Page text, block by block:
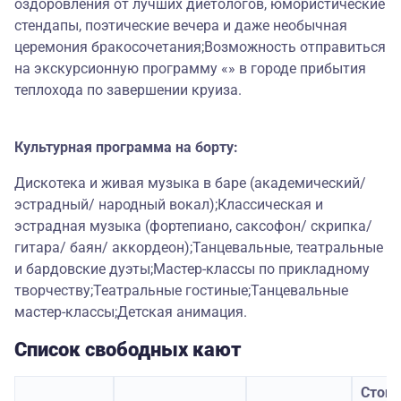
оздоровления от лучших диетологов, юмористические
стендапы, поэтические вечера и даже необычная
церемония бракосочетания;Возможность отправиться
на экскурсионную программу «» в городе прибытия
теплохода по завершении круиза.
Культурная программа на борту:
Дискотека и живая музыка в баре (академический/
эстрадный/ народный вокал);Классическая и
эстрадная музыка (фортепиано, саксофон/ скрипка/
гитара/ баян/ аккордеон);Танцевальные, театральные
и бардовские дуэты;Мастер-классы по прикладному
творчеству;Театральные гостиные;Танцевальные
мастер-классы;Детская анимация.
Список свободных кают